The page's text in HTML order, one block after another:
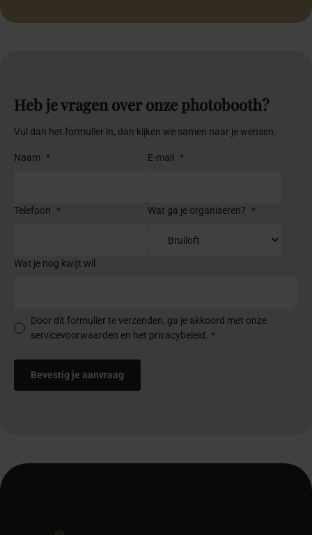
Heb je vragen over onze photobooth?
Vul dan het formulier in, dan kijken we samen naar je wensen.
Naam * E-mail *
Telefoon * Wat ga je organiseren? *
Wat je nog kwijt wil
Door dit formulier te verzenden, ga je akkoord met onze
servicevoorwaarden en het privacybeleid.
*